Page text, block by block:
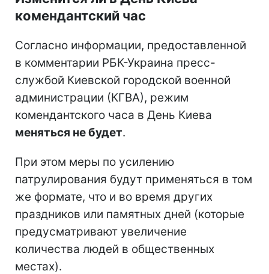
комендантский час
Согласно информации, предоставленной
в комментарии РБК-Украина пресс-
службой Киевской городской военной
администрации (КГВА), режим
комендантского часа в День Киева
меняться не будет.
При этом меры по усилению
патрулирования будут применяться в том
же формате, что и во время других
праздников или памятных дней (которые
предусматривают увеличение
количества людей в общественных
местах).